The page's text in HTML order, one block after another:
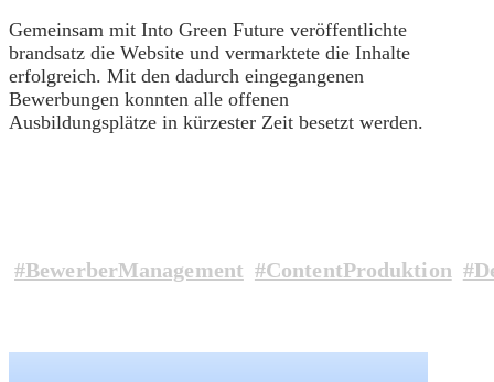
Gemeinsam mit Into Green Future veröffentlichte
brandsatz die Website und vermarktete die Inhalte
erfolgreich. Mit den dadurch eingegangenen
Bewerbungen konnten alle offenen
Ausbildungsplätze in kürzester Zeit besetzt werden.
#BewerberManagement #ContentProduktion